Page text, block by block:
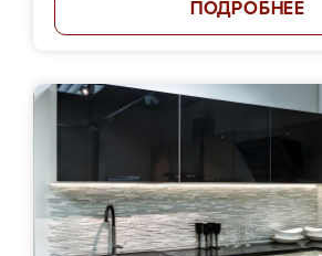
ПОДРОБНЕЕ